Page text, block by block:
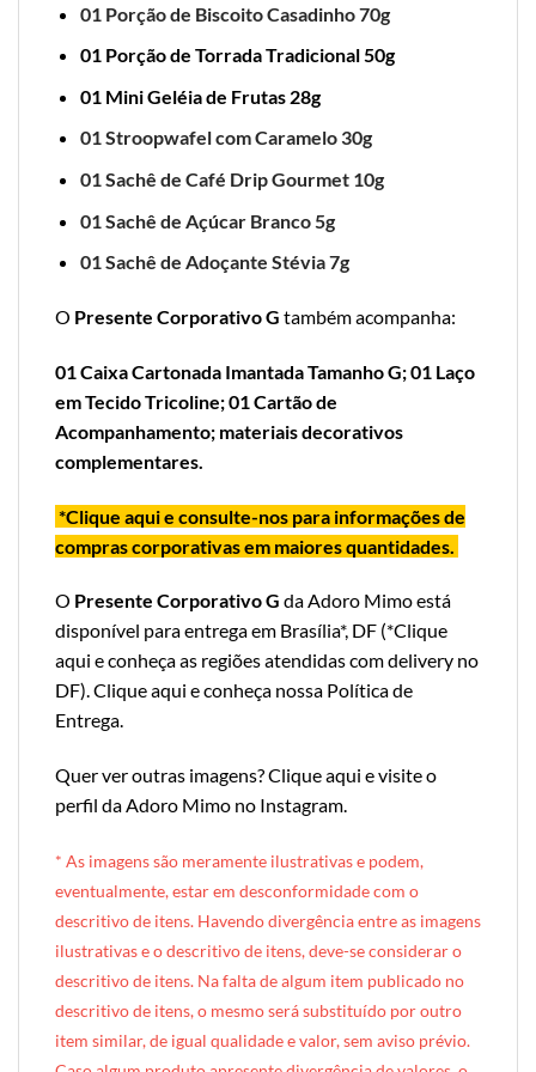
01 Porção de Biscoito Casadinho 70g
01 Porção de Torrada Tradicional 50g
01 Mini Geléia de Frutas 28g
01 Stroopwafel com Caramelo 30g
01 Sachê de Café Drip Gourmet 10g
01 Sachê de Açúcar Branco 5g
01 Sachê de Adoçante Stévia 7g
O Presente Corporativo G também acompanha:
01 Caixa Cartonada Imantada Tamanho G;01 Laço
em Tecido Tricoline; 01 Cartão de
Acompanhamento; materiais decorativos
complementares.
*Clique aqui e consulte-nos para informações de
compras corporativas em maiores quantidades.
O Presente Corporativo G da Adoro Mimoestá
disponível para entrega em Brasília*, DF (*Clique
aqui e conheça as regiões atendidas com delivery no
DF).Clique aqui e conheça nossa Política de
Entrega.
Quer ver outras imagens?Clique aqui e visite o
perfil da Adoro Mimo no Instagram.
* As imagens são meramente ilustrativas e podem,
eventualmente, estar em desconformidade com o
descritivo de itens. Havendo divergência entre as imagens
ilustrativas e o descritivo de itens, deve-se considerar o
descritivo de itens. Na falta de algum item publicado no
descritivo de itens, o mesmo será substituído por outro
item similar, de igual qualidade e valor, sem aviso prévio.